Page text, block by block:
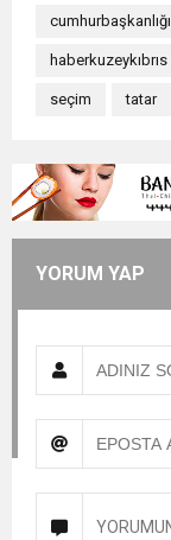
cumhurbaşkanlığı
haberkuzeykıbrıs
seçim tatar
YORUM YAP